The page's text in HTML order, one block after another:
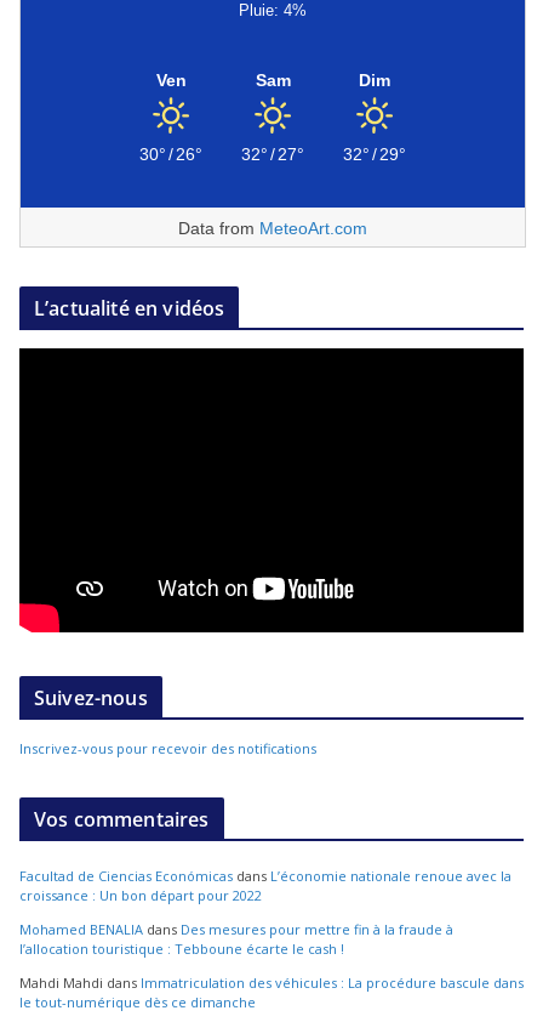
Pluie: 4%
Ven
30°/26°
Sam
32°/27°
Dim
32°/29°
Data from MeteoArt.com
L’actualité en vidéos
Suivez-nous
Inscrivez-vous pour recevoir des notifications
Vos commentaires
Facultad de Ciencias Económicas dans L’économie nationale renoue avec la
croissance : Un bon départ pour 2022
Mohamed BENALIA dans Des mesures pour mettre fin à la fraude à
l’allocation touristique : Tebboune écarte le cash !
Mahdi Mahdi dans Immatriculation des véhicules : La procédure bascule dans
le tout-numérique dès ce dimanche